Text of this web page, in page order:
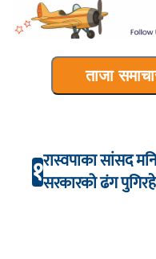
ताजा
१रास्वपाका सांसद
सरकारको ढंग